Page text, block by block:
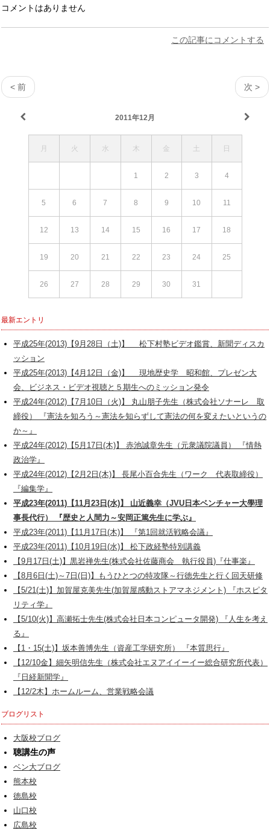
コメントはありません
この記事にコメントする
< 前 次 >
2011年12月
月 火 水 木 金 土 日
1 2 3 4
5 6 7 8 9 10 11
12 13 14 15 16 17 18
19 20 21 22 23 24 25
26 27 28 29 30 31
最新エントリ
平成25年(2013)【9月28日（土)】 松下村塾ビデオ鑑賞、新聞ディスカ
ッション
平成25年(2013)【4月12日（金)】 現地歴史学 昭和館、プレゼン大
会、ビジネス・ビデオ視聴と５期生へのミッション発令
平成24年(2012)【7月10日（火)】 丸山朋子先生（株式会社ソナーレ 取
締役） 『憲法を知ろう～憲法を知らずして憲法の何を変えたいというの
か～』
平成24年(2012)【5月17日(木)】 赤池誠章先生（元衆議院議員） 『情熱
政治学』
平成24年(2012)【2月2日(木)】 長尾小百合先生（ワーク 代表取締役）
『編集学』
平成23年(2011)【11月23日(水)】 山近義幸（JVU日本ベンチャー大學理
事長代行） 『歴史と人間力～安岡正篤先生に学ぶ』
平成23年(2011)【11月17日(木)】 『第1回就活戦略会議』
平成23年(2011)【10月19日(水)】 松下政経塾特別講義
【9月17日(土)】黒岩禅先生(株式会社佐藤商会 執行役員)『仕事楽』
【8月6日(土)～7日(日)】もうひとつの特攻隊～行徳先生と行く回天研修
【5/21(土)】加賀屋克美先生(加賀屋感動ストアマネジメント) 『ホスピタ
リティ学』
【5/10(火)】高瀬拓士先生(株式会社日本コンピュータ開発) 『人生を考え
る』
【1・15(土)】坂本善博先生（資産工学研究所） 『本質思行』
【12/10金】細矢明信先生（株式会社エヌアイイーイー総合研究所代表）
『日経新聞学』
【12/2木】ホームルーム、営業戦略会議
ブログリスト
大阪校ブログ
聴講生の声
ベン大ブログ
熊本校
徳島校
山口校
広島校